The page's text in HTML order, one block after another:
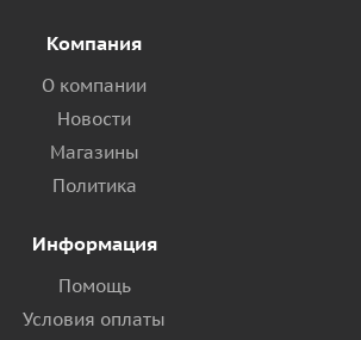
Компания
О компании
Новости
Магазины
Политика
Информация
Помощь
Условия оплаты